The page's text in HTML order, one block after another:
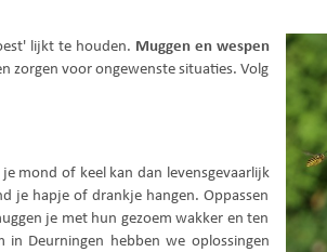
lijkt te houden. Muggen en wespen
zorgen voor ongewenste situaties. Volg
mond of keel kan dan levensgevaarlijk
je hapje of drankje hangen. Oppassen
je met hun gezoem wakker en ten
Deurningen hebben we oplossingen